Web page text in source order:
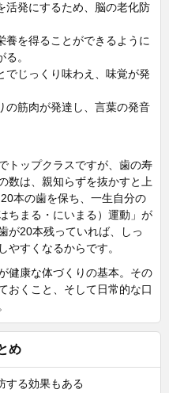
活発にするため、脳の老化防
を得ることができるように
。
じっくり味わえ、味覚が発
筋肉が発達し、言葉の発音
トップクラスですが、歯の寿
数は、親知らずを抜かすと上
本の歯を保ち、一生自分の
ちまる・にいまる）運動」が
が20本残っていれば、しっ
やすくなるからです。
健康な体づくりの基本。その
おくこと、そして日常的な口
め
する効果もある